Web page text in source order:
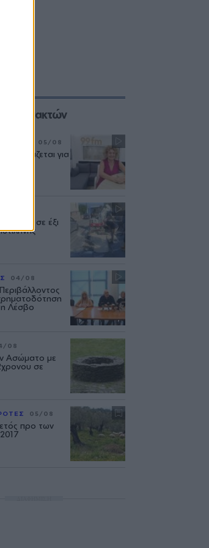
Συντακτών
05/08
θυσιάζεται για
σε έξι
04/08
Λέσβο
08
Ασώματο με
σε
05/08
προ των